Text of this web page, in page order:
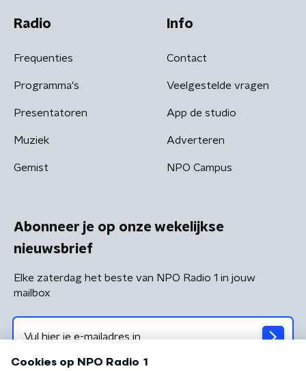
Radio
Frequenties
Programma's
Presentatoren
Muziek
Gemist
Info
Contact
Veelgestelde vragen
App de studio
Adverteren
NPO Campus
Abonneer je op onze wekelijkse
nieuwsbrief
Elke zaterdag het beste van NPO Radio 1 in jouw
mailbox